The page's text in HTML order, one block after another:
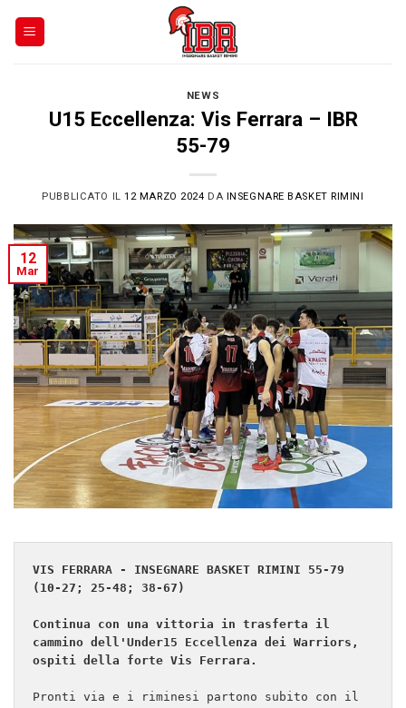
NEWS
U15 Eccellenza: Vis Ferrara – IBR
55-79
PUBBLICATO IL12 MARZO 2024 DA INSEGNARE BASKET RIMINI
12
Mar
VIS FERRARA - INSEGNARE BASKET RIMINI 55-79
(10-27; 25-48; 38-67)
Continua con una vittoria in trasferta il
cammino dell'Under15 Eccellenza dei Warriors,
ospiti della forte Vis Ferrara.
Pronti via e i riminesi partono subito con il